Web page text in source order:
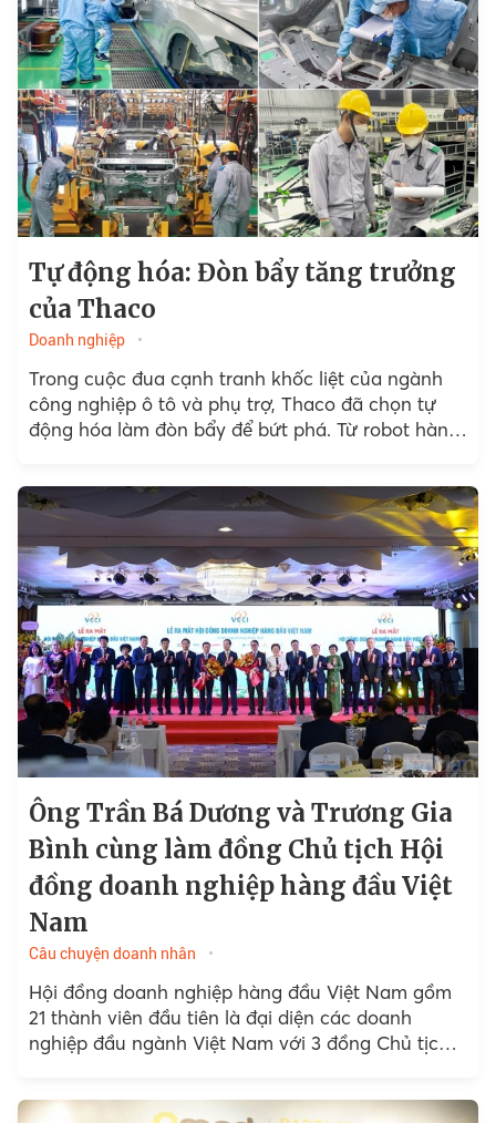
Tự động hóa: Đòn bẩy tăng trưởng
của Thaco
Doanh nghiệp
Trong cuộc đua cạnh tranh khốc liệt của ngành
công nghiệp ô tô và phụ trợ, Thaco đã chọn tự
động hóa làm đòn bẩy để bứt phá. Từ robot hàn,
Ông Trần Bá Dương và Trương Gia
Bình cùng làm đồng Chủ tịch Hội
đồng doanh nghiệp hàng đầu Việt
Nam
Câu chuyện doanh nhân
Hội đồng doanh nghiệp hàng đầu Việt Nam gồm
21 thành viên đầu tiên là đại diện các doanh
nghiệp đầu ngành Việt Nam với 3 đồng Chủ tịch.